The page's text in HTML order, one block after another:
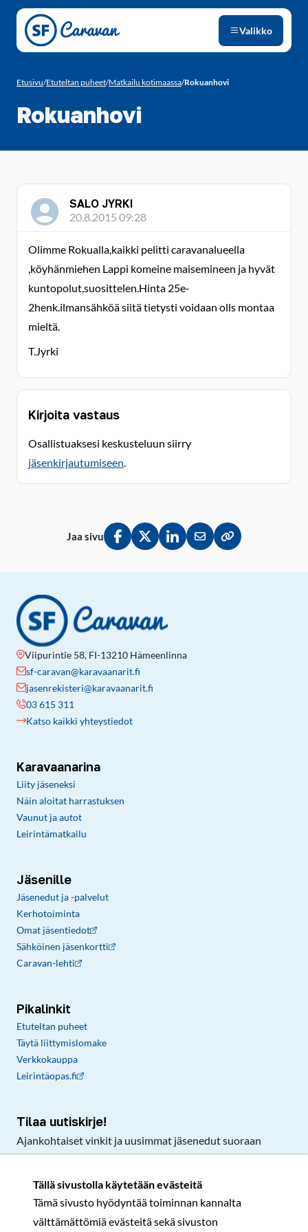
Tällä sivustolla käytetään evästeitä
Tämä sivusto hyödyntää toiminnan kannalta
välttämättömiä evästeitä sekä sivuston
Siirry sivun sisältöön
Valikko
Etusivu/Etuteltan puheet/Matkailu kotimaassa/Rokuanhovi
Rokuanhovi
SALO JYRKI
20.8.2015 09:28
Olimme Rokualla,kaikki pelitti caravanalueella
,köyhänmiehen Lappi komeine maisemineen ja hyvät
kuntopolut,suosittelen.Hinta 25e-
2henk.ilmansähköä siitä tietysti voidaan olls montaa
mieltä.
T.Jyrki
Kirjoita vastaus
Osallistuaksesi keskusteluun siirry
jäsenkirjautumiseen.
Jaa sivu
Jaa Facebookissa
Jaa Twitterissä
Jaa LinkedInissä
Jaa sähköpostitse
Kopioi linkki
Viipurintie 58, FI-13210 Hämeenlinna
sf-caravan@karavaanarit.fi
jasenrekisteri@karavaanarit.fi
03 615 311
Katso kaikki yhteystiedot
Karavaanarina
Liity jäseneksi
Näin aloitat harrastuksen
Vaunut ja autot
Leirintämatkailu
Jäsenille
Jäsenedut ja -palvelut
Kerhotoiminta
Omat jäsentiedot
Sähköinen jäsenkortti
Caravan-lehti
Pikalinkit
Etuteltan puheet
Täytä liittymislomake
Verkkokauppa
Leirintäopas.fi
Tilaa uutiskirje!
Ajankohtaiset vinkit ja uusimmat jäsenedut suoraan